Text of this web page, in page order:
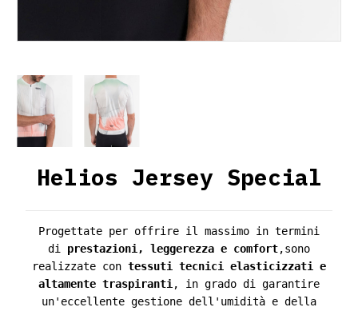
Helios Jersey Special
Progettate per offrire il massimo in termini
di prestazioni, leggerezza e comfort,sono
realizzate con tessuti tecnici elasticizzati e
altamente traspiranti , in grado di garantire
un'eccellente gestione dell'umidità e della